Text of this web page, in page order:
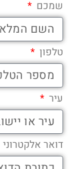
שמכם
טלפון
עיר
דואר אלקטרוני